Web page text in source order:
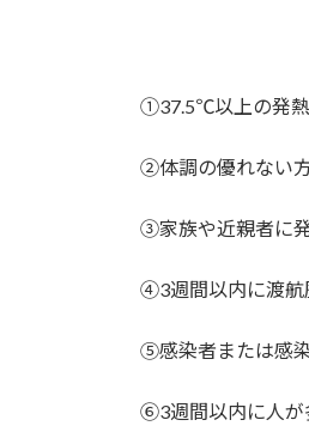
①37.5℃以上の発熱
②体調の優れない
③家族や近親者に
④3週間以内に渡航
⑤感染者または感
⑥3週間以内に人が